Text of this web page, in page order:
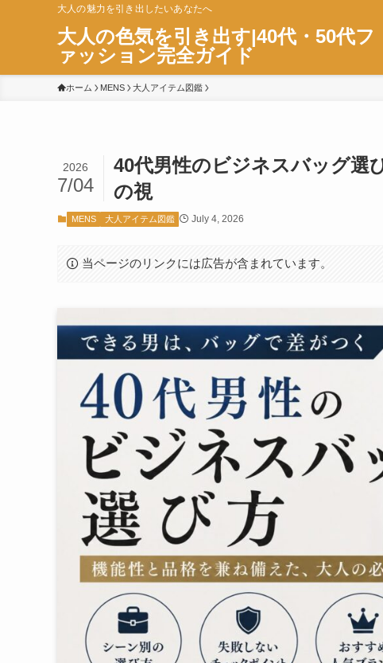
大人の魅力を引き出したいあなたへ
大人の色気を引き出す|40代・50代フ
ァッション完全ガイド
ホーム MENS 大人アイテム図鑑
40代男性のビジネスバッグ選
の視
2026
7/04
MENS 大人アイテム図鑑 July 4, 2026
当ページのリンクには広告が含まれています。